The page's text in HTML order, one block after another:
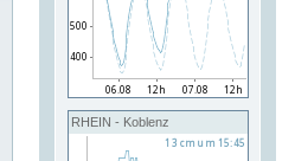
RHEIN - Koblenz